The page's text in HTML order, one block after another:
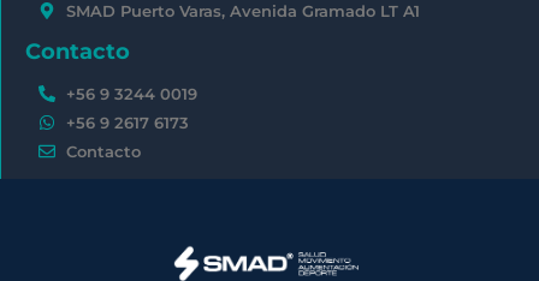
SMAD Puerto Varas, Avenida Gramado LT A1
Contacto
+56 9 3244 0019
+56 9 2617 6173
Contacto